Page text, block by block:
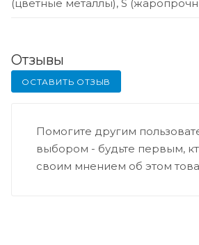
(цветные металлы), S
Отзывы
ОСТАВИТЬ ОТЗЫВ
Помогите другим
выбором - будьте первым,
своим мнением об этом